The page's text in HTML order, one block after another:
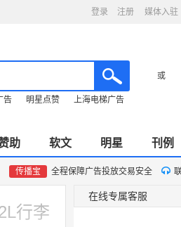
登录 注册 媒体入驻
或
告 明星点赞 上海电梯广告
助 软文 明星 刊例
传播宝 全程保障广告投放交易安全
行李
在线专属客服